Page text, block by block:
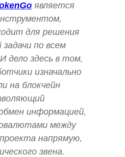
является
для решения
по всем
дело здесь в том,
изначально
на блокчейн
информацией,
между
напрямую,
звена.